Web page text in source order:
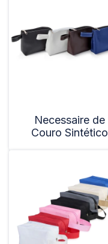
Necessaire de
Couro Sintético